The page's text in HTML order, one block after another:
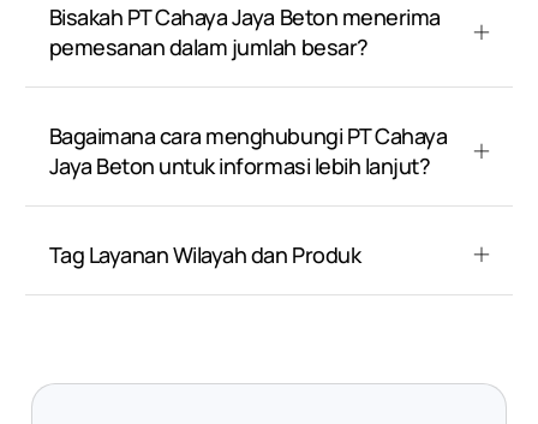
Bisakah PT Cahaya Jaya Beton menerima
pemesanan dalam jumlah besar?
Bagaimana cara menghubungi PT Cahaya
Jaya Beton untuk informasi lebih lanjut?
Tag Layanan Wilayah dan Produk